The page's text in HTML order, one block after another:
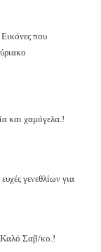
που
και χαμόγελα.!
γενεθλίων για
Καλό Σαβ/κο.!